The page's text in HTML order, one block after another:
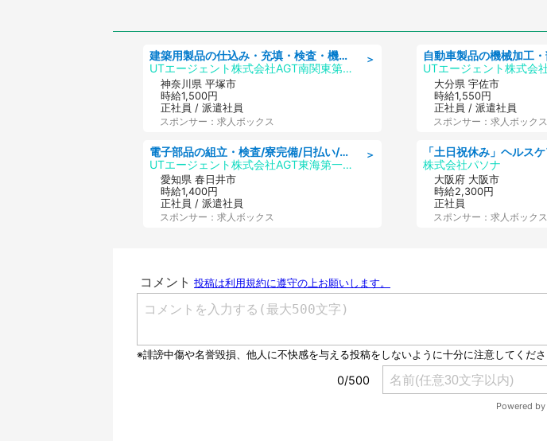
＞
建築用製品の仕込み・充填・検査・機械操作/寮完備/日払い/工場・製造
UTエージェント株式会社AGT南関東第二CU
神奈川県 平塚市
時給1,500円
正社員 / 派遣社員
スポンサー：求人ボックス
＞
電子部品の組立・検査/寮完備/日払い/工場・製造
UTエージェント株式会社AGT東海第一CU
愛知県 春日井市
時給1,400円
正社員 / 派遣社員
スポンサー：求人ボックス
大分県 宇佐市
時給1,550円
正社員 / 派遣社員
スポンサー：求人ボックス
株式会社パソナ
大阪府 大阪市
時給2,300円
正社員
スポンサー：求人ボックス